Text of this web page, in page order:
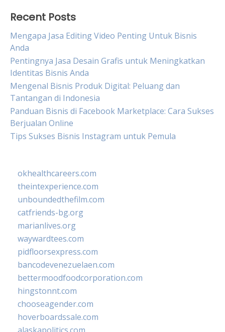
Recent Posts
Mengapa Jasa Editing Video Penting Untuk Bisnis
Anda
Pentingnya Jasa Desain Grafis untuk Meningkatkan
Identitas Bisnis Anda
Mengenal Bisnis Produk Digital: Peluang dan
Tantangan di Indonesia
Panduan Bisnis di Facebook Marketplace: Cara Sukses
Berjualan Online
Tips Sukses Bisnis Instagram untuk Pemula
okhealthcareers.com
theintexperience.com
unboundedthefilm.com
catfriends-bg.org
marianlives.org
waywardtees.com
pidfloorsexpress.com
bancodevenezuelaen.com
bettermoodfoodcorporation.com
hingstonnt.com
chooseagender.com
hoverboardssale.com